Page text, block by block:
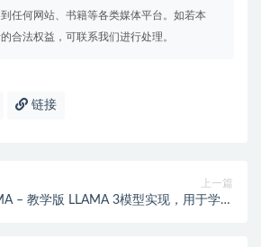
任何网站、书籍等各类媒体平台。如若本
合法权益，可联系我们进行处理。
链接
上一篇
– 教学版 LLAMA 3模型实现，用于学习